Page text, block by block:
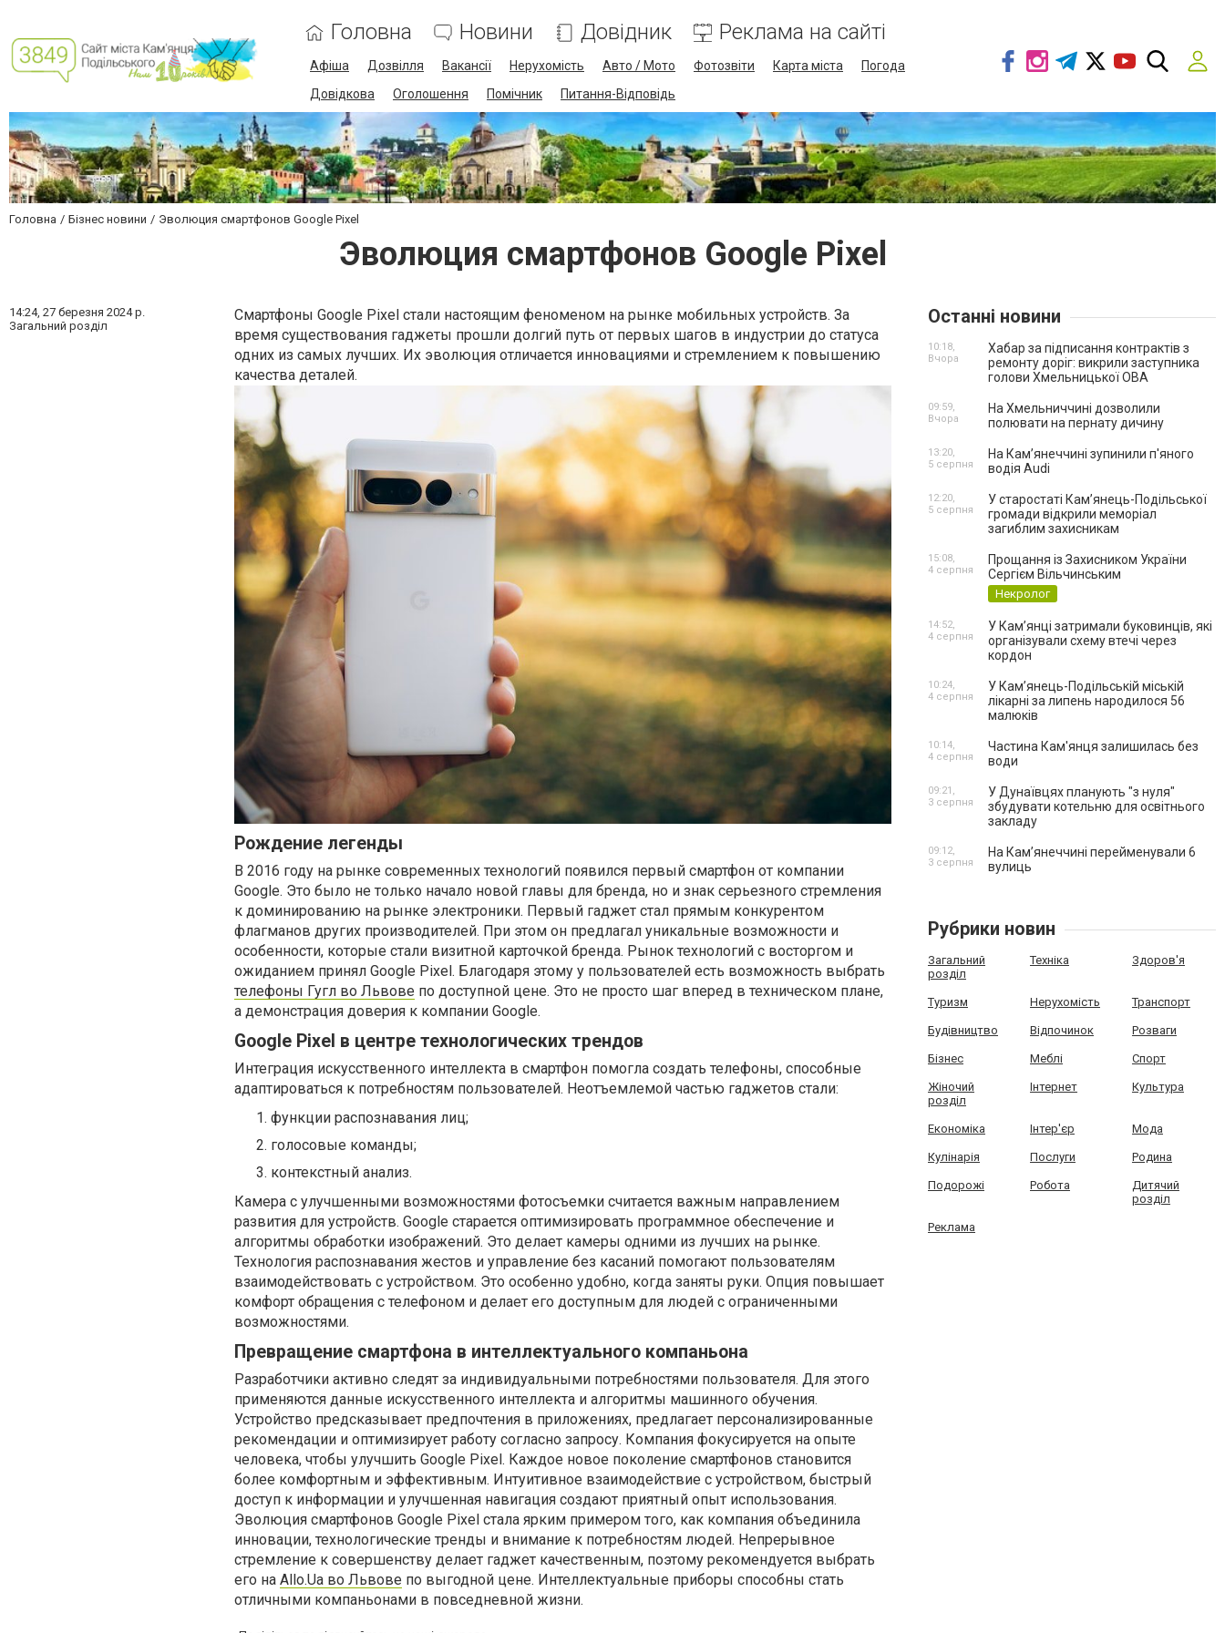
Головна Новини Довідник Реклама на сайті
Афіша Дозвілля Вакансії Нерухомість Авто / Мото Фотозвіти Карта міста
Погода
Довідкова
Оголошення Помічник Питання-Відповідь
Головна Бізнес новини Эволюция смартфонов Google Pixel
Эволюция смартфонов Google Pixel
14:24, 27 березня 2024 р.
Загальний розділ
Смартфоны Google Pixel стали настоящим феноменом на рынке мобильных устройств. За
время существования гаджеты прошли долгий путь от первых шагов в индустрии до статуса
одних из самых лучших. Их эволюция отличается инновациями и стремлением к повышению
качества деталей.
Рождение легенды
В 2016 году на рынке современных технологий появился первый смартфон от компании
Google. Это было не только начало новой главы для бренда, но и знак серьезного стремления
к доминированию на рынке электроники. Первый гаджет стал прямым конкурентом
флагманов других производителей. При этом он предлагал уникальные возможности и
особенности, которые стали визитной карточкой бренда. Рынок технологий с восторгом и
ожиданием принял Google Pixel. Благодаря этому у пользователей есть возможность выбрать
телефоны Гугл во Львове по доступной цене. Это не просто шаг вперед в техническом плане,
а демонстрация доверия к компании Google.
Google Pixel в центре технологических трендов
Интеграция искусственного интеллекта в смартфон помогла создать телефоны, способные
адаптироваться к потребностям пользователей. Неотъемлемой частью гаджетов стали:
функции распознавания лиц;
голосовые команды;
контекстный анализ.
Камера с улучшенными возможностями фотосъемки считается важным направлением
развития для устройств. Google старается оптимизировать программное обеспечение и
алгоритмы обработки изображений. Это делает камеры одними из лучших на рынке.
Технология распознавания жестов и управление без касаний помогают пользователям
взаимодействовать с устройством. Это особенно удобно, когда заняты руки. Опция повышает
комфорт обращения с телефоном и делает его доступным для людей с ограниченными
возможностями.
Превращение смартфона в интеллектуального компаньона
Разработчики активно следят за индивидуальными потребностями пользователя. Для этого
применяются данные искусственного интеллекта и алгоритмы машинного обучения.
Устройство предсказывает предпочтения в приложениях, предлагает персонализированные
рекомендации и оптимизирует работу согласно запросу. Компания фокусируется на опыте
человека, чтобы улучшить Google Pixel. Каждое новое поколение смартфонов становится
более комфортным и эффективным. Интуитивное взаимодействие с устройством, быстрый
доступ к информации и улучшенная навигация создают приятный опыт использования.
Эволюция смартфонов Google Pixel стала ярким примером того, как компания объединила
инновации, технологические тренды и внимание к потребностям людей. Непрерывное
стремление к совершенству делает гаджет качественным, поэтому рекомендуется выбрать
его на Allo.Ua во Львове по выгодной цене. Интеллектуальные приборы способны стать
отличными компаньонами в повседневной жизни.
Останні новини
Хабар за підписання контрактів з
ремонту доріг: викрили заступника
голови Хмельницької ОВА
10:18,
Вчора
На Хмельниччині дозволили
полювати на пернату дичину
09:59,
Вчора
На Камʼянеччині зупинили п'яного
водія Audi
13:20,
5 серпня
У старостаті Кам’янець-Подільської
громади відкрили меморіал
загиблим захисникам
12:20,
5 серпня
Прощання із Захисником України
Сергієм Вільчинським
Некролог
15:08,
4 серпня
У Кам’янці затримали буковинців, які
організували схему втечі через
кордон
14:52,
4 серпня
У Кам’янець-Подільській міській
лікарні за липень народилося 56
малюків
10:24,
4 серпня
Частина Кам'янця залишилась без
води
10:14,
4 серпня
У Дунаївцях планують "з нуля"
збудувати котельню для освітнього
закладу
09:21,
3 серпня
На Камʼянеччині перейменували 6
вулиць
09:12,
3 серпня
Рубрики новин
Загальний
розділ
Техніка Здоров'я
Туризм Нерухомість Транспорт
Будівництво Відпочинок Розваги
Бізнес Меблі Спорт
Жіночий
розділ
Інтернет Культура
Економіка Інтер'єр Мода
Кулінарія Послуги Родина
Подорожі Робота
Дитячий
розділ
Реклама